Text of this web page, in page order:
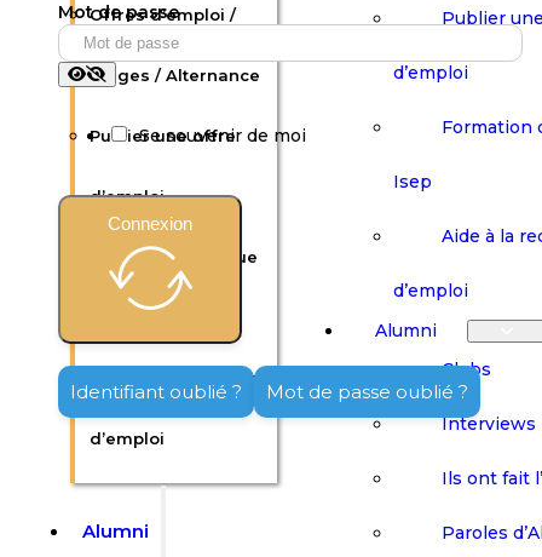
Offres d’emploi /
Stages / Alternance
Publier une offre
d’emploi
Formation continue
Aide à la recherche
d’emploi
Alumni
Publier
d’emploi
Formation
Isep
Aide à la
d’emploi
Alumni
Clubs
Interviews
Ils ont fait
Paroles
Mot de passe
Se souvenir de moi
Connexion
Identifiant oublié ? Mot de passe oublié ?